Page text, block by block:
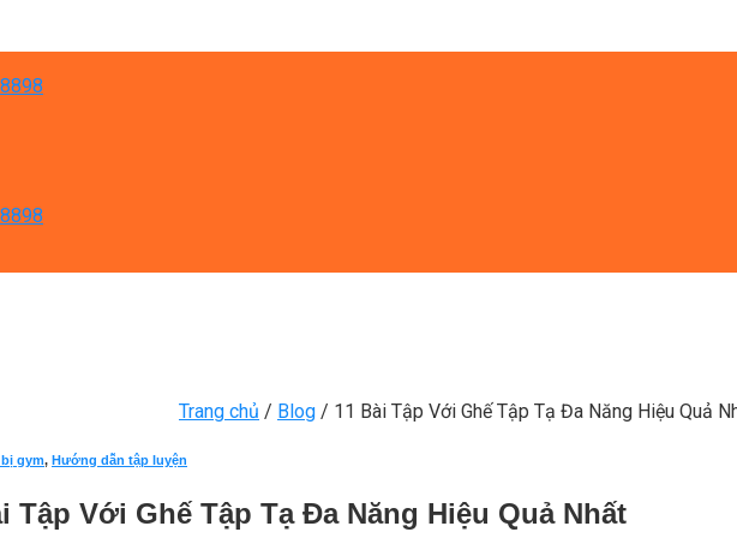
Trang chủ / Blog / 11 Bài Tập Với Ghế Tập Tạ Đa Năng Hiệu Quả
gym, Hướng dẫn tập luyện
Tập Với Ghế Tập Tạ Đa Năng Hiệu Quả Nhất